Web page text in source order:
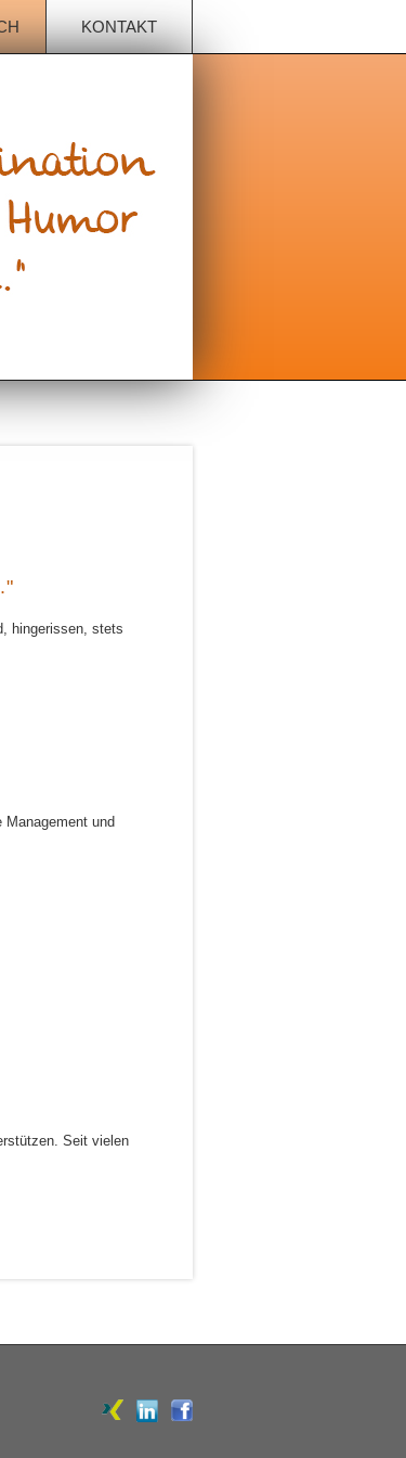
KONTAKT
hingerissen, stets
Management und
Seit vielen